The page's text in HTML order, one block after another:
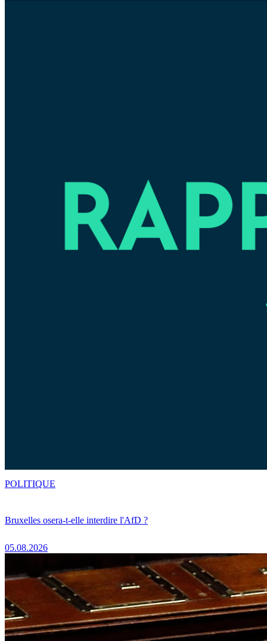
Bruxelles osera-t-elle interdire l'AfD ?
05.08.2026
POLITIQUE